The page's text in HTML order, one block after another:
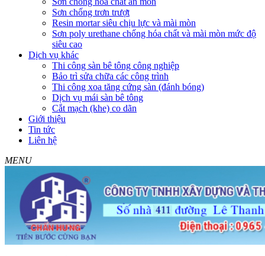
Sơn chống trơn trượt
Resin mortar siêu chịu lực và mài mòn
Sơn poly urethane chống hóa chất và mài mòn mức độ
siêu cao
Dịch vụ khác
Thi công sàn bê tông công nghiệp
Bảo trì sửa chữa các công trình
Thi công xoa tăng cứng sàn (đánh bóng)
Dịch vụ mái sàn bê tông
Cắt mạch (khe) co dãn
Giới thiệu
Tin tức
Liên hệ
MENU